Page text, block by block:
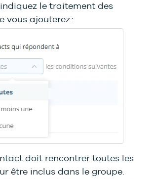
le traitement des
vous ajouterez :
doit rencontrer toutes les
être inclus dans le groupe.